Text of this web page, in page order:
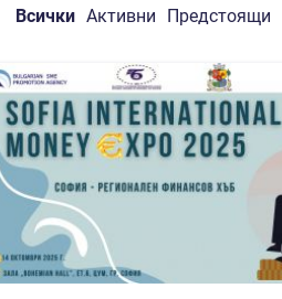
Всички Активни Предстоящи